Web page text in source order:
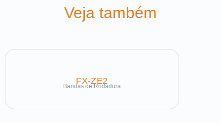
Veja também
FX-ZE2
Bandas de Rodadura